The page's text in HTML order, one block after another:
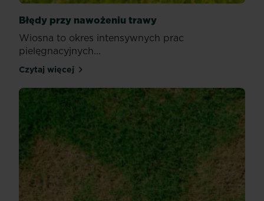
Błędy przy nawożeniu trawy
Wiosna to okres intensywnych prac
pielęgnacyjnych...
Czytaj więcejBłędy przy nawożeniu trawy